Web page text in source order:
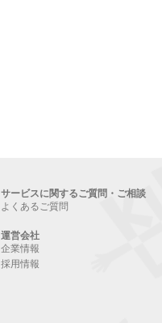
サービスに関するご質問・ご相談
よくあるご質問
運営会社
企業情報
採用情報